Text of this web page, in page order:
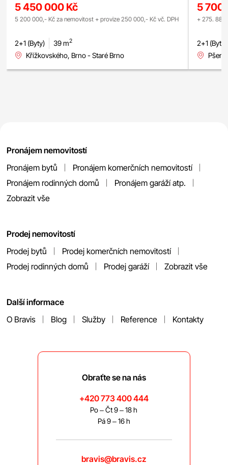
5 450 000 Kč
5 200 000,- Kč za nemovitost + provize 250 000,- Kč vč. DPH
2+1 (Byty) 39 m2
Křížkovského, Brno - Staré Brno
5 700
+ 275.
2+1 (Byty)
Pronájem nemovitostí
Pronájem bytů
Pronájem komerčních nemovitostí
Pronájem rodinných domů
Pronájem garáží atp.
Zobrazit vše
Prodej nemovitostí
Prodej bytů
Prodej komerčních nemovitostí
Prodej rodinných domů
Prodej garáží Zobrazit vše
Další informace
O Bravis
Blog Služby Reference Kontakty
Obraťte se na nás
+420 773 400 444
Po – Čt 9 – 18 h
Pá 9 – 16 h
bravis@bravis.cz